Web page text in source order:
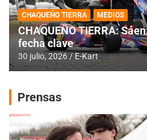
CHAQUEÑO TIERRA MEDIOS
CHAQUEÑO TIERRA:
fecha clave
30 julio, 2026 E-Kart
Prensas